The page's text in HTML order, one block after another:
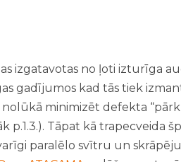
izgatavotas no ļoti izturīga
gadījumos kad tās tiek
minimizēt defekta
p.1.3.). Tāpat kā trapecveida
paralēlo svītru un